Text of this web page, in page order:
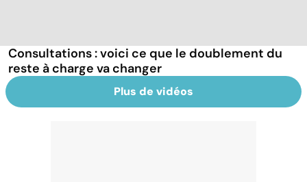
Consultations : voici ce que le doublement du
reste à charge va changer
Plus de vidéos